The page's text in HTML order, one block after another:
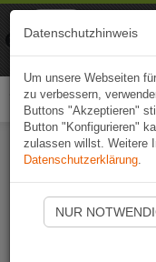
Datenschutzhinweis
Um unsere Webseiten
zu verbessern,
Buttons "Akzeptieren"
Button "Konfigurieren"
zulassen willst. Weitere
Datenschutzerklärung.
NUR
Naviki